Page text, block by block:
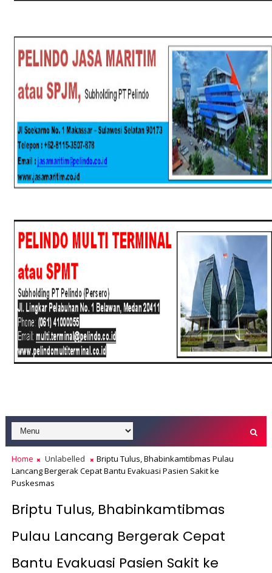
Home Unlabelled
Briptu Tulus, Bhabinkamtibmas Pulau
Lancang Bergerak Cepat Bantu Evakuasi Pasien Sakit ke
Puskesmas
Briptu Tulus, Bhabinkamtibmas
Pulau Lancang Bergerak Cepat
Bantu Evakuasi Pasien Sakit ke